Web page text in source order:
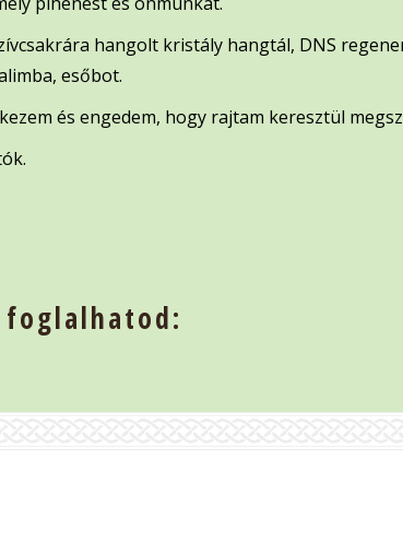
hangolt kristály hangtál, DNS
esőbot.
és engedem, hogy rajtam keresztül
foglalhatod: